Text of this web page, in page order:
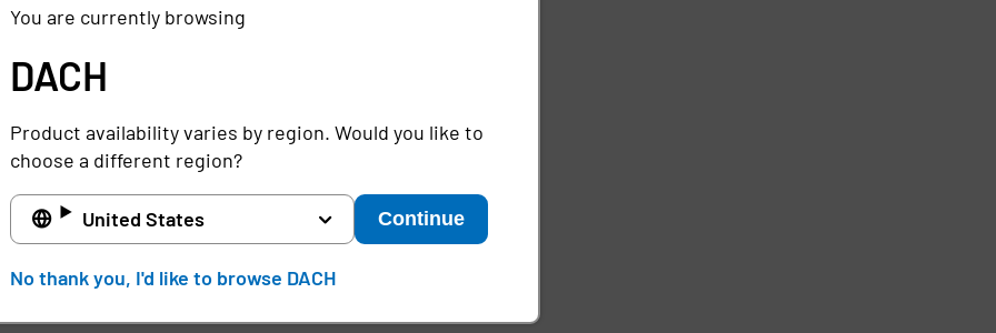
You are currently browsing
DACH
Product availability varies by region. Would you like to
choose a different region?
United States Continue
No thank you, I'd like to browse DACH